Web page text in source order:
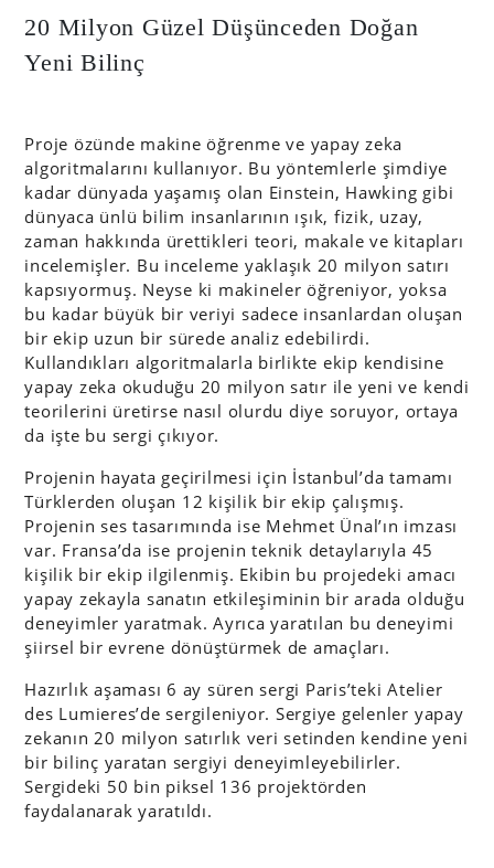
20 Milyon Güzel Düşünceden Doğan
Yeni Bilinç
Proje özünde makine öğrenme ve yapay zeka
algoritmalarını kullanıyor. Bu yöntemlerle şimdiye
kadar dünyada yaşamış olan Einstein, Hawking gibi
dünyaca ünlü bilim insanlarının ışık, fizik, uzay,
zaman hakkında ürettikleri teori, makale ve kitapları
incelemişler. Bu inceleme yaklaşık 20 milyon satırı
kapsıyormuş. Neyse ki makineler öğreniyor, yoksa
bu kadar büyük bir veriyi sadece insanlardan oluşan
bir ekip uzun bir sürede analiz edebilirdi.
Kullandıkları algoritmalarla birlikte ekip kendisine
yapay zeka okuduğu 20 milyon satır ile yeni ve kendi
teorilerini üretirse nasıl olurdu diye soruyor, ortaya
da işte bu sergi çıkıyor.
Projenin hayata geçirilmesi için İstanbul’da tamamı
Türklerden oluşan 12 kişilik bir ekip çalışmış.
Projenin ses tasarımında ise Mehmet Ünal’ın imzası
var. Fransa’da ise projenin teknik detaylarıyla 45
kişilik bir ekip ilgilenmiş. Ekibin bu projedeki amacı
yapay zekayla sanatın etkileşiminin bir arada olduğu
deneyimler yaratmak. Ayrıca yaratılan bu deneyimi
şiirsel bir evrene dönüştürmek de amaçları.
Hazırlık aşaması 6 ay süren sergi Paris’teki Atelier
des Lumieres’de sergileniyor. Sergiye gelenler yapay
zekanın 20 milyon satırlık veri setinden kendine yeni
bir bilinç yaratan sergiyi deneyimleyebilirler.
Sergideki 50 bin piksel 136 projektörden
faydalanarak yaratıldı.